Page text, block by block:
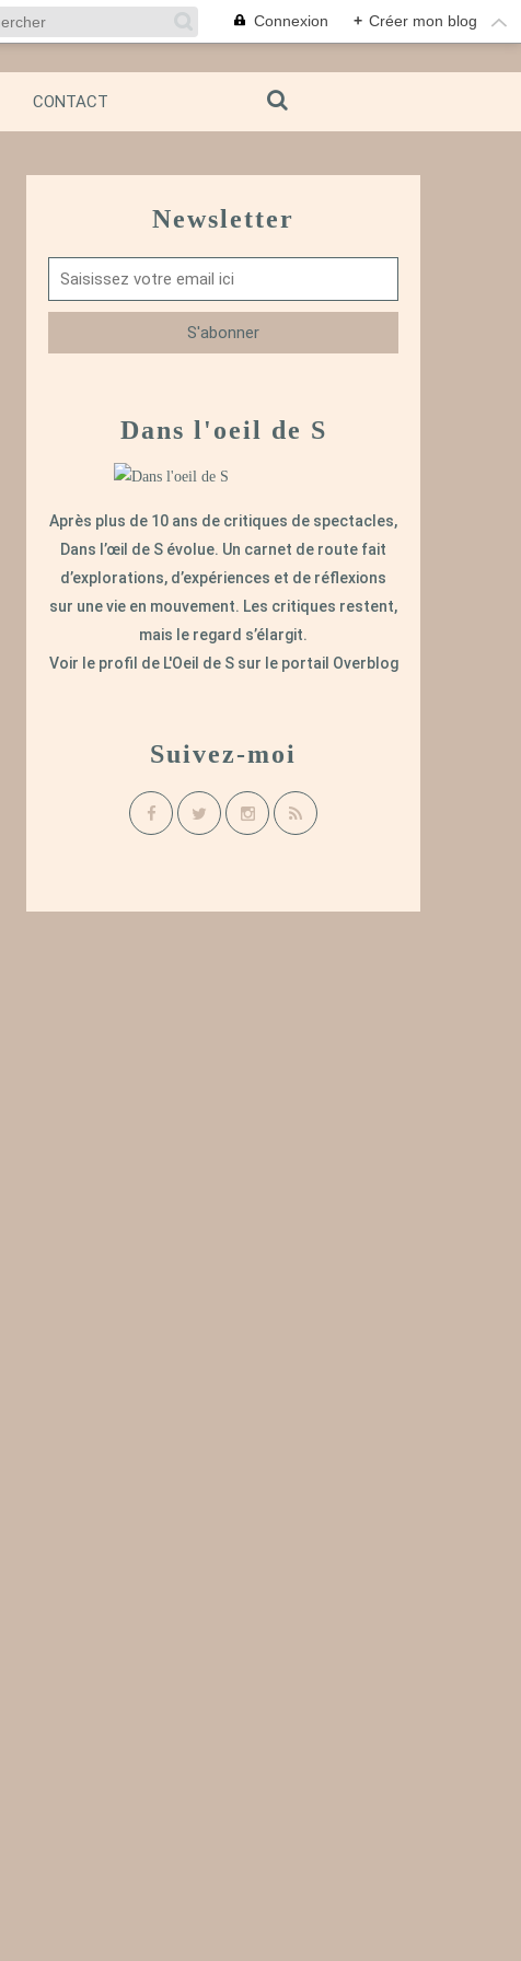
Connexion + Créer mon blog
CONTACT
Newsletter
Dans l'oeil de S
Après plus de 10 ans de critiques de spectacles,
Dans l’œil de S évolue. Un carnet de route fait
d’explorations, d’expériences et de réflexions
sur une vie en mouvement. Les critiques restent,
mais le regard s’élargit.
Voir le profil de L'Oeil de Ssur le portail Overblog
Suivez-moi